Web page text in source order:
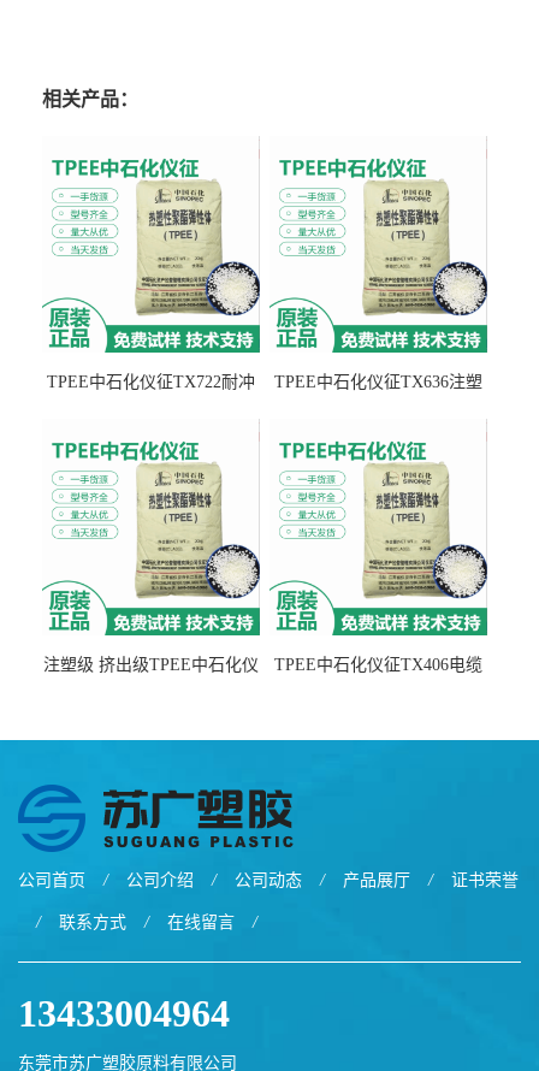
相关产品：
TPEE中石化仪征TX722耐冲
TPEE中石化仪征TX636注塑
注塑级 挤出级TPEE中石化仪
TPEE中石化仪征TX406电缆
公司首页 / 公司介绍 / 公司动态 / 产品展厅 / 证书荣誉
/ 联系方式 / 在线留言 /
13433004964
东莞市苏广塑胶原料有限公司